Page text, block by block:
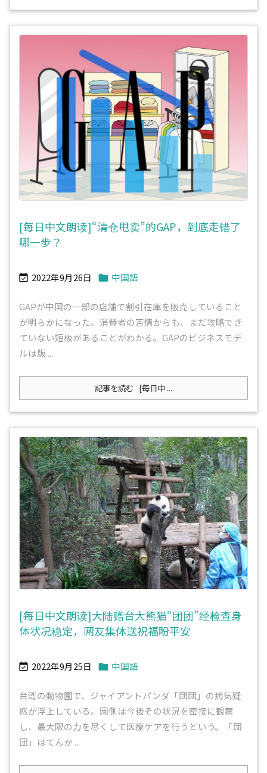
[每日中文朗读]“清仓甩卖”的GAP，到底走错了
哪一步？
 2022年9月26日  中国語
GAPが中国の一部の店舗で割引在庫を販売していること
が明らかになった。消費者の苦情からも、まだ攻略でき
ていない短板があることがわかる。GAPのビジネスモデ
ルは版 ...
記事を読む [每日中 ...
[每日中文朗读]大陆赠台大熊猫“团团”经检查身
体状况稳定，网友集体送祝福盼平安
 2022年9月25日  中国語
台湾の動物園で、ジャイアントパンダ「団団」の病気疑
惑が浮上している。園側は今後その状況を密接に観察
し、最大限の力を尽くして医療ケアを行うという。「団
団」はてんか ...